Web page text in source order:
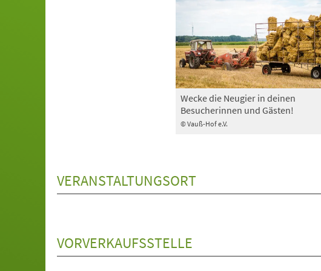
© Vauß-Hof e.V.
Wecke die Neugier in deinen
Besucherinnen und Gästen!
VERANSTALTUNGSORT
VORVERKAUFSSTELLE